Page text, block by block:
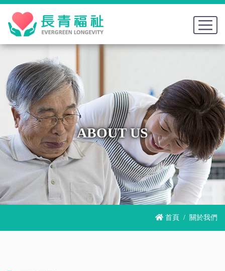
ABOUT US
首頁 關於我們